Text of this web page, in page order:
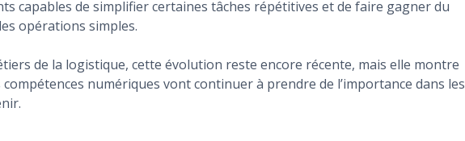
capables de simplifier certaines tâches répétitives et de faire gagner du
opérations simples.
de la logistique, cette évolution reste encore récente, mais elle montre
compétences numériques vont continuer à prendre de l’importance dans les